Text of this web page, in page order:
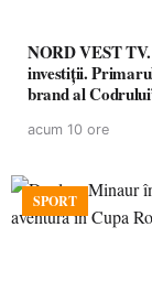
NORD VEST
investiții. Primarul Simion Ardelean: „Oțeloaia rămâne un
brand al
acum 10 ore
SPORT